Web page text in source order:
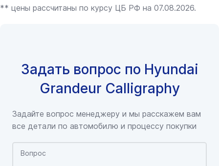
** цены рассчитаны по курсу ЦБ РФ на 07.08.2026.
Задать вопрос по Hyundai
Grandeur Calligraphy
Задайте вопрос менеджеру и мы расскажем вам
все детали по автомобилю и процессу покупки